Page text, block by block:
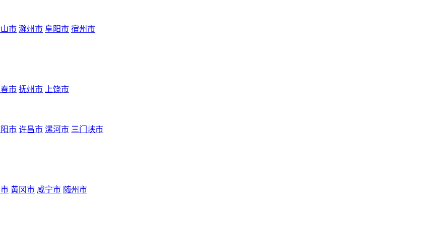
市 滁州市 阜阳市 宿州市
市 抚州市 上饶市
市 许昌市 漯河市 三门峡市
黄冈市 咸宁市 随州市